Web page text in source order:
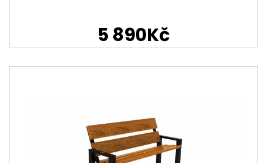
5 890Kč